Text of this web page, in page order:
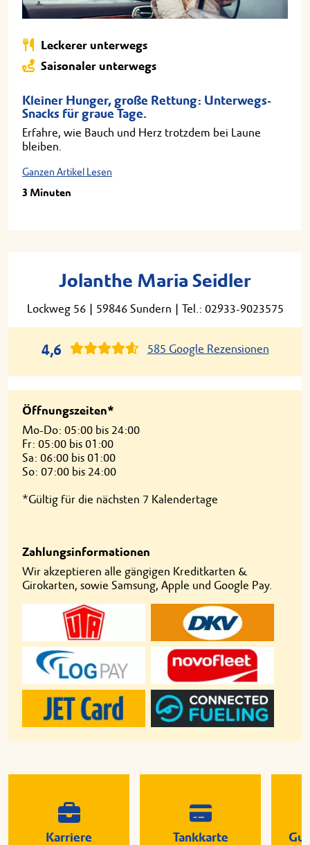
Leckerer unterwegs
Saisonaler unterwegs
Kleiner Hunger, große Rettung: Unterwegs-
Snacks für graue Tage.
Erfahre, wie Bauch und Herz trotzdem bei Laune
bleiben.
Ganzen Artikel Lesen
3 Minuten
Jolanthe Maria Seidler
Lockweg 56| 59846 Sundern | Tel.: 02933-9023575
4,6 585 Google Rezensionen
Öffnungszeiten*
Mo-Do: 05:00 bis 24:00
Fr: 05:00 bis 01:00
Sa: 06:00 bis 01:00
So: 07:00 bis 24:00
*Gültig für die nächsten 7 Kalendertage
Zahlungsinformationen
Wir akzeptieren alle gängigen Kreditkarten &
Girokarten, sowie Samsung, Apple und Google Pay.
Karriere Tankkarte